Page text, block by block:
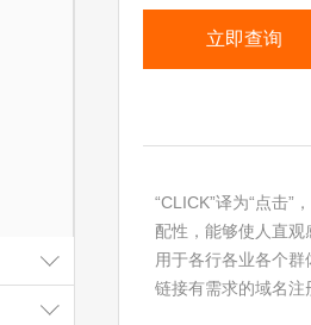
“CLICK”译为“点击
配性，能够使人直观
用于各行各业各个
链接有需求的域名